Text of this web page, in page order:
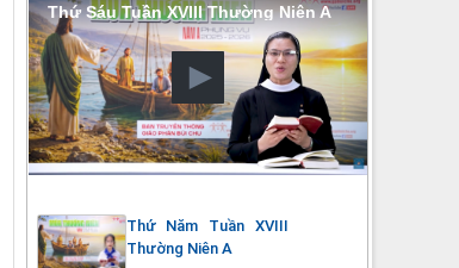
Thứ Sáu Tuần XVIII Thường Niên A
Thứ Năm Tuần XVIII
Thường Niên A